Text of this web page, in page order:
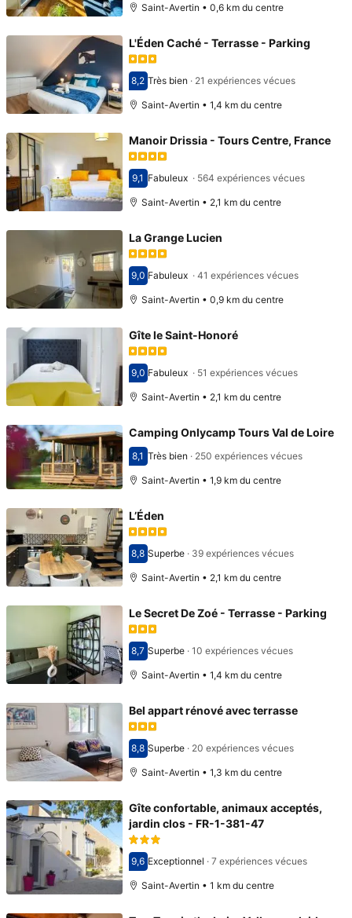
Saint-Avertin • 0,6 km du centre
L'Éden Caché - Terrasse - Parking
Avec une note de 8,2
8,2 Très bien · 21 expériences vécues
Saint-Avertin • 1,4 km du centre
Manoir Drissia - Tours Centre, France
Avec une note de 9,1
9,1 Fabuleux · 564 expériences vécues
Saint-Avertin • 2,1 km du centre
La Grange Lucien
Avec une note de 9,0
9,0 Fabuleux · 41 expériences vécues
Saint-Avertin • 0,9 km du centre
Gîte le Saint-Honoré
Avec une note de 9,0
9,0 Fabuleux · 51 expériences vécues
Saint-Avertin • 2,1 km du centre
Camping Onlycamp Tours Val de Loire
Avec une note de 8,1
8,1 Très bien · 250 expériences vécues
Saint-Avertin • 1,9 km du centre
L’Éden
Avec une note de 8,8
8,8 Superbe· 39 expériences vécues
Saint-Avertin • 2,1 km du centre
Le Secret De Zoé - Terrasse - Parking
Avec une note de 8,7
8,7 Superbe· 10 expériences vécues
Saint-Avertin • 1,4 km du centre
Bel appart rénové avec terrasse
Avec une note de 8,8
8,8 Superbe· 20 expériences vécues
Saint-Avertin • 1,3 km du centre
Gîte confortable, animaux acceptés,
jardin clos - FR-1-381-47
Avec une note de 9,6
9,6 Exceptionnel · 7 expériences vécues
Saint-Avertin • 1 km du centre